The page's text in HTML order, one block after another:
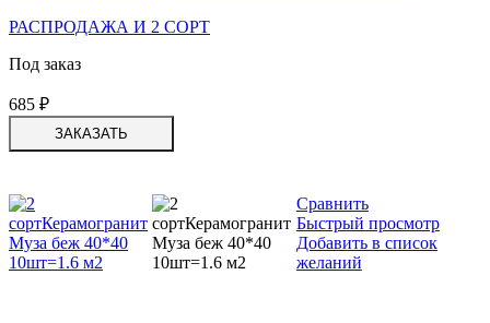
РАСПРОДАЖА И 2 СОРТ
Под заказ
685 ₽
ЗАКАЗАТЬ
Сравнить
Быстрый просмотр
Добавить в список
желаний